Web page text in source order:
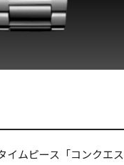
イムピース「コンクエ